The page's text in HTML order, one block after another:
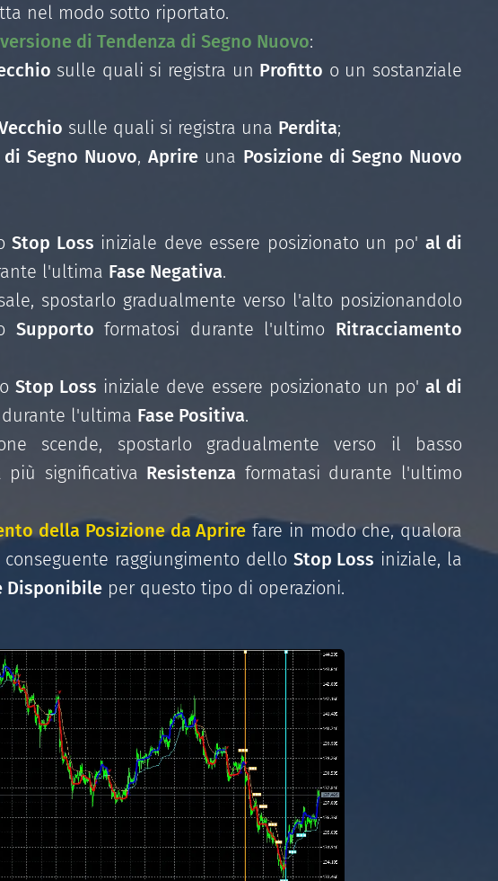
nel modo sotto riportato.
di Tendenza di Segno Nuovo:
sulle quali si registra un Profitto o un sostanziale
sulle quali si registra una Perdita;
Segno Nuovo, Aprireuna Posizione di Segno Nuovo
Stop Loss iniziale deve essere posizionato un po' al di
l'ultima Fase Negativa.
spostarlo gradualmente verso l'alto posizionandolo
Supporto formatosi durante l'ultimo Ritracciamento
Stop Loss iniziale deve essere posizionato un po' al di
l'ultima Fase Positiva.
scende, spostarlo gradualmente verso il basso
più significativa Resistenza formatasi durante l'ultimo
della Posizione da Aprire fare in modo che, qualora
raggiungimento dello Stop Loss iniziale, la
Disponibile per questo tipo di operazioni.